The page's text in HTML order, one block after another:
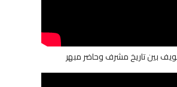
بين تاريخ مشرف وحاضر مبهر